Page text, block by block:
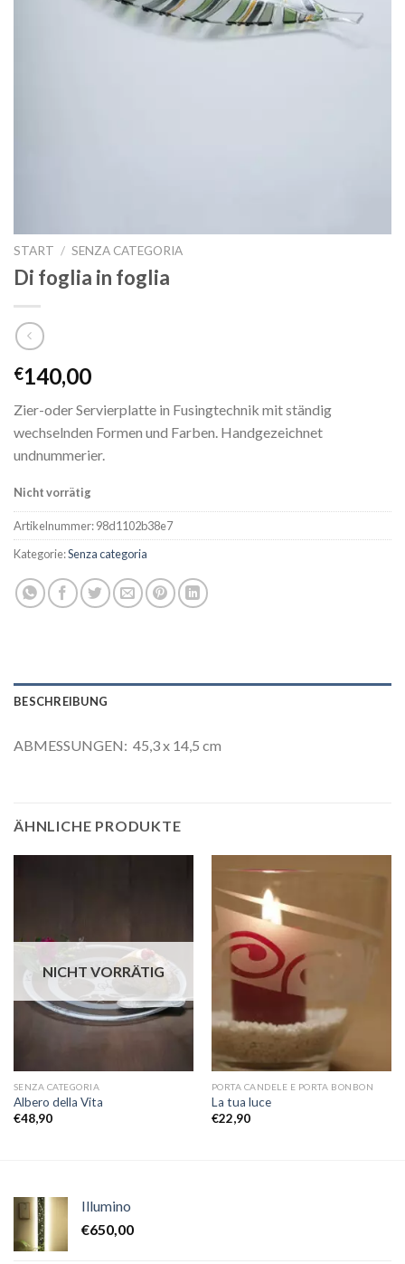
START / SENZA CATEGORIA
Di foglia in foglia
€140,00
Zier-oder Servierplatte in Fusingtechnik mit ständig
wechselnden Formen und Farben. Handgezeichnet
undnummerier.
Nicht vorrätig
Artikelnummer:98d1102b38e7
Kategorie:Senza categoria
BESCHREIBUNG
ABMESSUNGEN: 45,3 x 14,5 cm
ÄHNLICHE PRODUKTE
NICHT VORRÄTIG
SENZA CATEGORIA
Albero della Vita
€48,90
PORTA CANDELE E PORTA BONBON
La tua luce
€22,90
Illumino
€650,00